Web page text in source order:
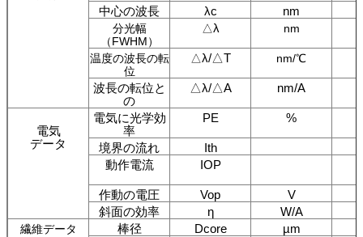
中心の波長 λc nm
分光幅
（FWHM）
△λ nm
温度の波長の転
位
△λ/△T nm/℃
波長の転位と
の
△λ/△A nm/A
電気
データ
電気に光学効
率
PE %
境界の流れ
Ith
動作電流
IOP
作動の電圧 Vop
V
斜面の効率
η W/A
繊維データ 棒径 Dcore
µm